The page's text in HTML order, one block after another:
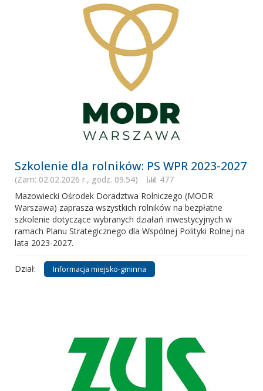
Szkolenie dla rolników: PS WPR 2023-2027
(Zam: 02.02.2026 r., godz. 09.54)
477
Mazowiecki Ośrodek Doradztwa Rolniczego (MODR
Warszawa) zaprasza wszystkich rolników na bezpłatne
szkolenie dotyczące wybranych działań inwestycyjnych w
ramach Planu Strategicznego dla Wspólnej Polityki Rolnej na
lata 2023-2027.
Dział: Informacja miejsko-gminna